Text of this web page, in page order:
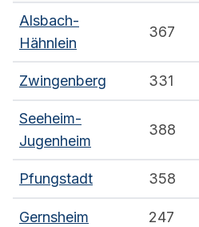
Alsbach-
Hähnlein
367
Zwingenberg 331
Seeheim-
Jugenheim
388
Pfungstadt 358
Gernsheim 247